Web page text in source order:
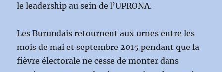
le leadership au sein de l’UPRONA.
Les Burundais retournent aux urnes entre les
mois de mai et septembre 2015 pendant que la
fièvre électorale ne cesse de monter dans